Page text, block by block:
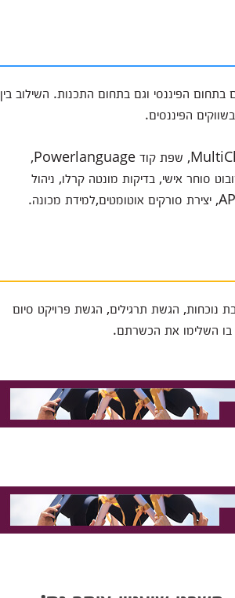
הפיננסי וגם בתחום התכנות. השילוב בין
הפיננסים.
בדרך כלל, התכנים הנלמדים בקורס כוללים נושאים כמו: תוכנת MultiChart, שפת קוד Powerlanguage,
סוחר אישי, בדיקות מונטה קרלו, ניהול
נוכחות, הגשת תרגילים, הגשת פרויקט סיום
בו השלימו את הכשרתם.